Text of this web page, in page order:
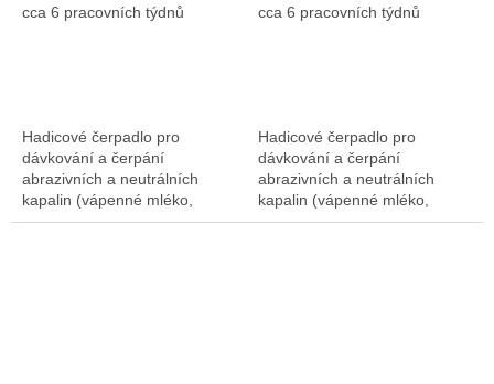
cca 6 pracovních týdnů
Hadicové čerpadlo pro
dávkování a čerpání
abrazivních a neutrálních
kapalin (vápenné mléko,
abrazivní kaly, atd....). Výkon
cca 6 pracovních týdnů
Hadicové čerpadlo pro
dávkování a čerpání
abrazivních a neutrálních
kapalin (vápenné mléko,
abrazivní kaly, atd....). Výkon